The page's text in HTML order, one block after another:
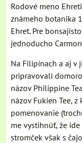
Rodové meno
známeho botanika
Ehret. Pre
jednoducho
Na Filipínach a aj v
pripravovali
názov Philippine
názov Fukien Tee,
pomenovanie
me vystihnúť, že ide
stromček však s